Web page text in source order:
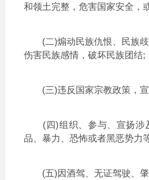
和领土完整，危害国家安全，
(二)煽动民族仇恨、民族歧
伤害民族感情，破坏民族团结;
(三)违反国家宗教政策，宣
(四)组织、参与、宣扬涉
品、暴力、恐怖或者黑恶势力
(五)因酒驾、无证驾驶、肇